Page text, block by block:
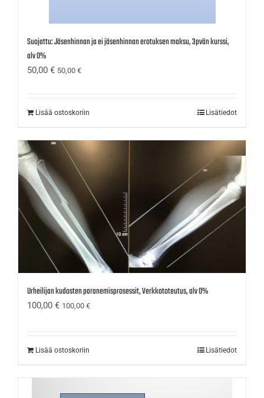
Suojattu: Jäsenhinnan ja ei jäsenhinnan erotuksen maksu, 3pvän kurssi,
alv 0%
50,00 € 50,00 €
Lisää ostoskoriin Lisätiedot
Urheilijan kudosten paranemisprosessit, Verkkototeutus, alv 0%
100,00 € 100,00 €
Lisää ostoskoriin Lisätiedot